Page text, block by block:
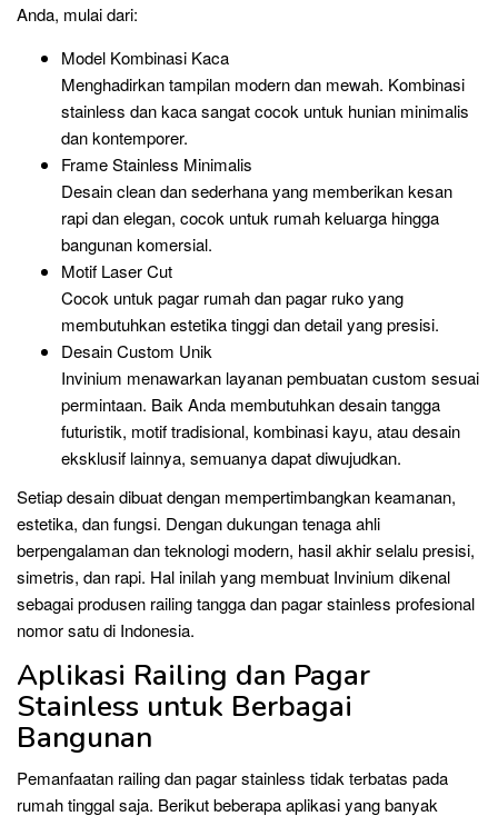
Anda, mulai dari:
Model Kombinasi Kaca
Menghadirkan tampilan modern dan mewah. Kombinasi
stainless dan kaca sangat cocok untuk hunian minimalis
dan kontemporer.
Frame Stainless Minimalis
Desain clean dan sederhana yang memberikan kesan
rapi dan elegan, cocok untuk rumah keluarga hingga
bangunan komersial.
Motif Laser Cut
Cocok untuk pagar rumah dan pagar ruko yang
membutuhkan estetika tinggi dan detail yang presisi.
Desain Custom Unik
Invinium menawarkan layanan pembuatan custom sesuai
permintaan. Baik Anda membutuhkan desain tangga
futuristik, motif tradisional, kombinasi kayu, atau desain
eksklusif lainnya, semuanya dapat diwujudkan.
Setiap desain dibuat dengan mempertimbangkan keamanan,
estetika, dan fungsi. Dengan dukungan tenaga ahli
berpengalaman dan teknologi modern, hasil akhir selalu presisi,
simetris, dan rapi. Hal inilah yang membuat Invinium dikenal
sebagai produsen railing tangga dan pagar stainless profesional
nomor satu di Indonesia.
Aplikasi Railing dan Pagar
Stainless untuk Berbagai
Bangunan
Pemanfaatan railing dan pagar stainless tidak terbatas pada
rumah tinggal saja. Berikut beberapa aplikasi yang banyak